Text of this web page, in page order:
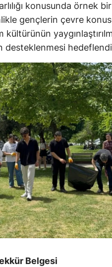
konusunda örnek
gençlerin çevre
desteklenmesi
Belgesi